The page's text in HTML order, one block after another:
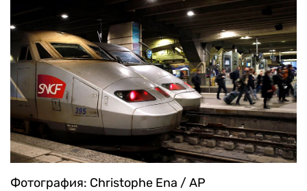
Фотография: Сhristophe Ena / AP